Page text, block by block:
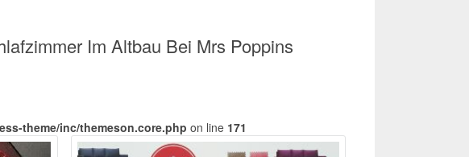
Im Altbau Bei Mrs Poppins
theme/inc/themeson.core.php on line 171